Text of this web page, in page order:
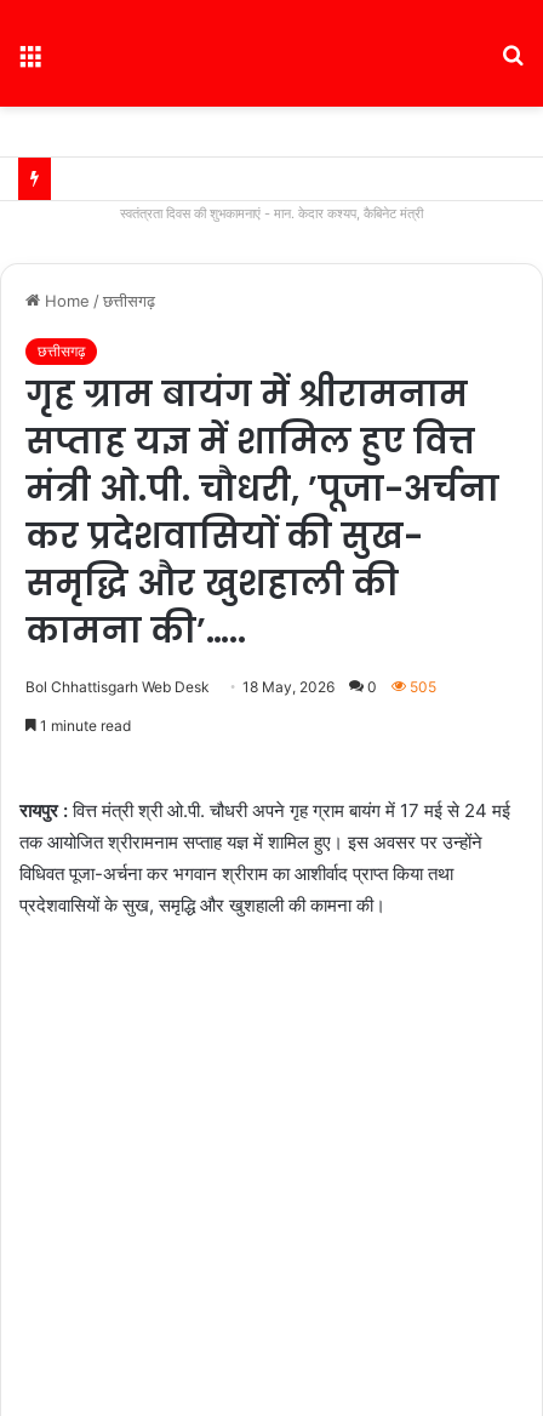
स्वतंत्रता दिवस की शुभकामनाएं - मान. केदार कश्यप, कैबिनेट मंत्री
Home /छत्तीसगढ़
छत्तीसगढ़
गृह ग्राम बायंग में श्रीरामनाम
सप्ताह यज्ञ में शामिल हुए वित्त
मंत्री ओ.पी. चौधरी, ’पूजा-अर्चना
कर प्रदेशवासियों की सुख-
समृद्धि और खुशहाली की
कामना की’…..
Bol Chhattisgarh Web Desk 18 May, 2026 0 505
1 minute read
रायपुर :वित्त मंत्री श्री ओ.पी. चौधरी अपने गृह ग्राम बायंग में 17 मई से 24 मई
तक आयोजित श्रीरामनाम सप्ताह यज्ञ में शामिल हुए। इस अवसर पर उन्होंने
विधिवत पूजा-अर्चना कर भगवान श्रीराम का आशीर्वाद प्राप्त किया तथा
प्रदेशवासियों के सुख, समृद्धि और खुशहाली की कामना की।